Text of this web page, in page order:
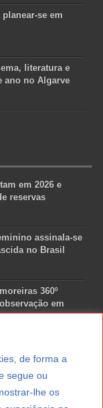
de forma a
segue ou
lhe os
se em
literatura e
ano no Algarve
em 2026 e
reservas
assinala-se
no Brasil
360º
em
de liderança